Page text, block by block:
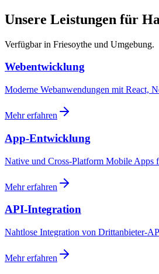
Unsere Leistungen für
Verfügbar in Friesoythe und Umgebung.
Webentwicklung
Moderne Webanwendungen mit React,
Mehr erfahren
App-Entwicklung
Native und Cross-Platform Mobile Apps
Mehr erfahren
API-Integration
Nahtlose Integration von Drittanbieter-
Mehr erfahren